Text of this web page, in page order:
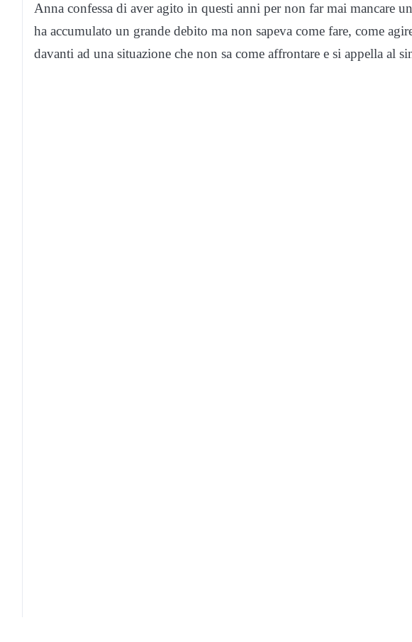
Anna confessa di aver agito in questi anni per non far mai mancare
ha accumulato un grande debito ma non sapeva come fare, come
davanti ad una situazione che non sa come affrontare e si appella al